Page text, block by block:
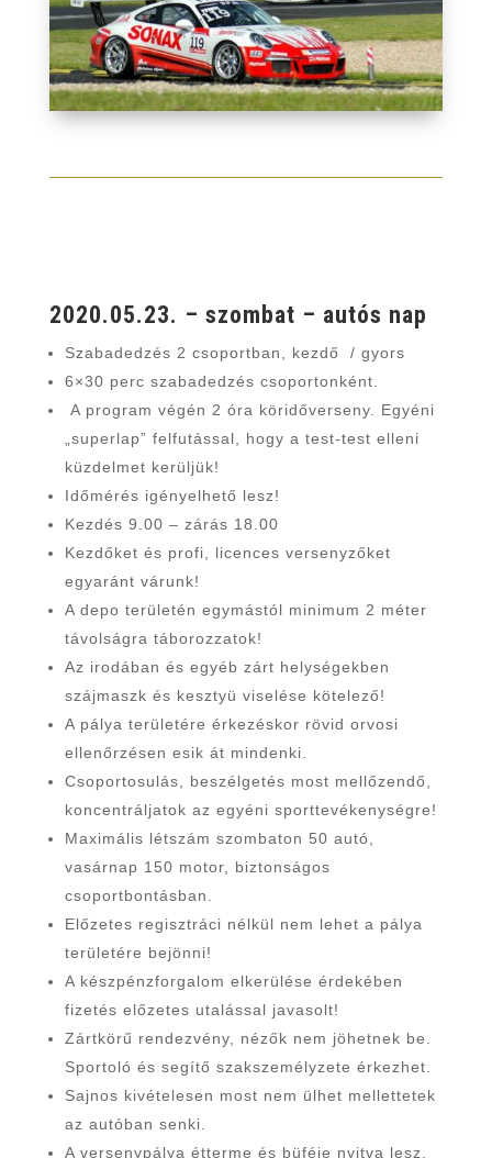
2020.05.23. – szombat – autós nap
Szabadedzés 2 csoportban, kezdő / gyors
6×30 perc szabadedzés csoportonként.
A program végén 2 óra köridőverseny. Egyéni
„superlap” felfutással, hogy a test-test elleni
küzdelmet kerüljük!
Időmérés igényelhető lesz!
Kezdés 9.00 – zárás 18.00
Kezdőket és profi, licences versenyzőket
egyaránt várunk!
A depo területén egymástól minimum 2 méter
távolságra táborozzatok!
Az irodában és egyéb zárt helységekben
szájmaszk és kesztyü viselése kötelező!
A pálya területére érkezéskor rövid orvosi
ellenőrzésen esik át mindenki.
Csoportosulás, beszélgetés most mellőzendő,
koncentráljatok az egyéni sporttevékenységre!
Maximális létszám szombaton 50 autó,
vasárnap 150 motor, biztonságos
csoportbontásban.
Előzetes regisztráci nélkül nem lehet a pálya
területére bejönni!
A készpénzforgalom elkerülése érdekében
fizetés előzetes utalással javasolt!
Zártkörű rendezvény, nézők nem jöhetnek be.
Sportoló és segítő szakszemélyzete érkezhet.
Sajnos kivételesen most nem ülhet mellettetek
az autóban senki.
A versenypálya étterme és büféje nyitva lesz,